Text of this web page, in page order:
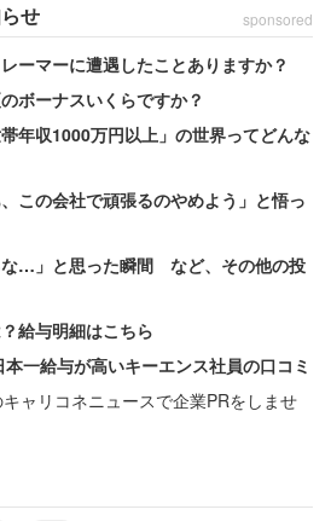
面接官、まさかの再会
けたら、「君ゲイですか？」と聞
再び遭遇したのだ。転職をして別の
。これには男性も驚愕だ。
働かない。残念ながらその会社の
」
がいる会社の内定は辞退したほう
どちらの会社もしっかり内定を取
い職場に巡り合えていることだろ
せ sponsored
ーマーに遭遇したことありますか？
ボーナスいくらですか？
帯年収1000万円以上」の世界ってどんな
この会社で頑張るのやめよう」と悟っ
な…」と思った瞬間 など、その他の投
給与明細はこちら
一給与が高いキーエンス社員の口コミ
ャリコネニュースで企業PRをしませ